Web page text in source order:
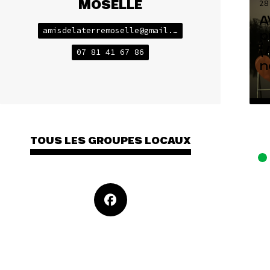
MOSELLE
amisdelaterremoselle@gmail.com
07 81 41 67 86
TOUS LES GROUPES LOCAUX